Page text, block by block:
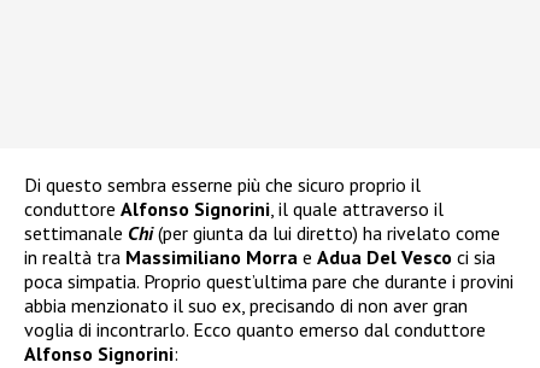
Di questo sembra esserne più che sicuro proprio il
conduttore Alfonso Signorini, il quale attraverso il
settimanale Chi(per giunta da lui diretto) ha rivelato come
in realtà tra Massimiliano Morra e Adua Del Vesco ci sia
poca simpatia. Proprio quest’ultima pare che durante i provini
abbia menzionato il suo ex, precisando di non aver gran
voglia di incontrarlo. Ecco quanto emerso dal conduttore
Alfonso Signorini: